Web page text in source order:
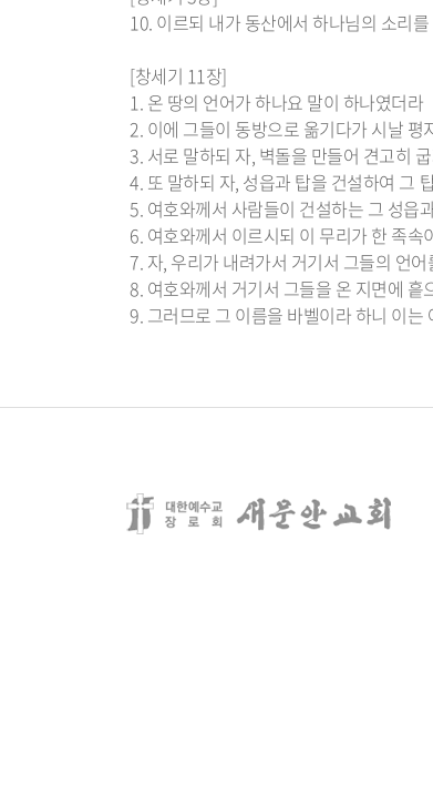
10. 이르되 내가 동산에서 하나님의 소리
[창세기 11장]
1. 온 땅의 언어가 하나요 말이 하나였더라
2. 이에 그들이 동방으로 옮기다가 시날 평
3. 서로 말하되 자, 벽돌을 만들어 견고히
4. 또 말하되 자, 성읍과 탑을 건설하여 그
5. 여호와께서 사람들이 건설하는 그 성읍
6. 여호와께서 이르시되 이 무리가 한 족
7. 자, 우리가 내려가서 거기서 그들의 언
8. 여호와께서 거기서 그들을 온 지면에
9. 그러므로 그 이름을 바벨이라 하니 이